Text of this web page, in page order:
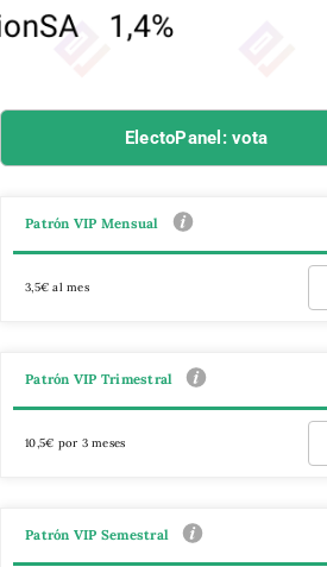
ElectoPanel: vota
Patrón VIP Mensual
3,5€ al mes
Patrón VIP Trimestral
10,5€ por 3 meses
Patrón VIP Semestral